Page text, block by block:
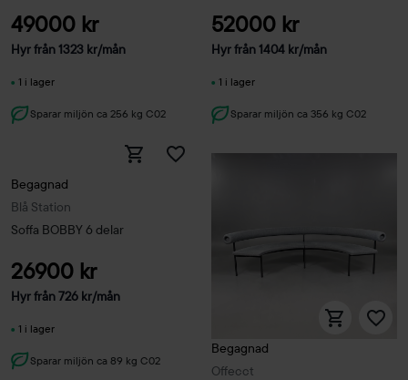
49000 kr
Hyr från1323 kr/mån
1 i lager
Sparar miljön ca 256 kg C02
52000 kr
Hyr från1404 kr/mån
1 i lager
Sparar miljön ca 356 kg C02
Blå Station
Begagnad
Soffa BOBBY 6 delar
26900 kr
Hyr från726 kr/mån
1 i lager
Sparar miljön ca 89 kg C02
Offecct
Begagnad